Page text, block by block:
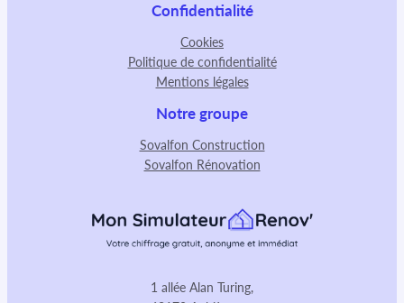
1 allée Alan Turing,
Confidentialité
Cookies
Politique de confidentialité
Mentions légales
Notre groupe
Sovalfon Construction
Sovalfon Rénovation